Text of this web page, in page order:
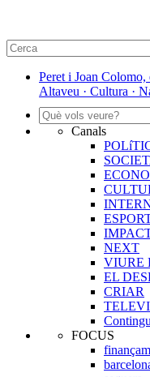
Peret i Joan Colomo,
Altaveu · Cultura ·
Canals
NEXT
VIURE
EL
CRIAR
FOCUS